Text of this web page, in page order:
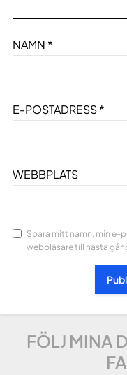
NAMN *
E-POSTADRESS*
WEBBPLATS
Spara mitt namn, min e-
webbläsare till nästa
FÖLJ MINA